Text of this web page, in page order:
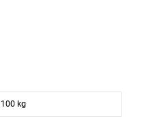
100 kg